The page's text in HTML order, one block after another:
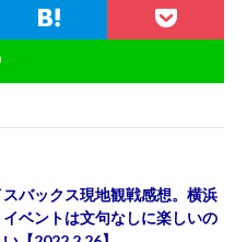
バックス現地観戦感想。横浜
ベントは文句なしに楽しいの